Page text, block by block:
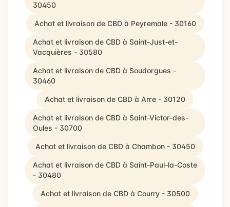
30450
Achat et livraison de CBD à Peyremale - 30160
Achat et livraison de CBD à Saint-Just-et-
Vacquières - 30580
Achat et livraison de CBD à Soudorgues -
30460
Achat et livraison de CBD à Arre - 30120
Achat et livraison de CBD à Saint-Victor-des-
Oules - 30700
Achat et livraison de CBD à Chambon - 30450
Achat et livraison de CBD à Saint-Paul-la-Coste
- 30480
Achat et livraison de CBD à Courry - 30500